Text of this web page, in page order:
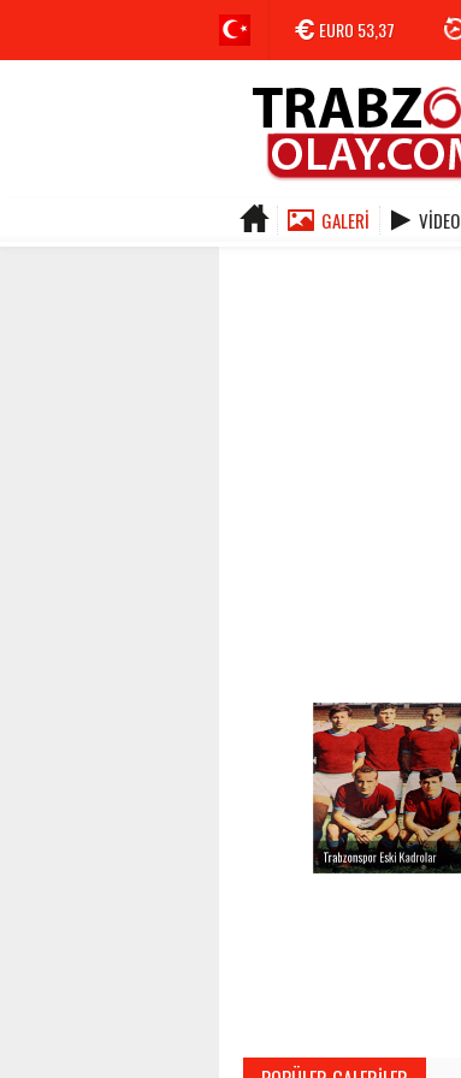
EURO53,37
GALERI VIDEO
Trabzonspor Eski Kadrolar